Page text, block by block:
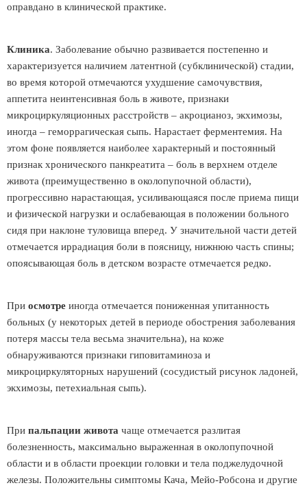
оправдано в клинической практике.
Клиника. Заболевание обычно развивается постепенно и
характеризуется наличием латентной (субклинической) стадии,
во время которой отмечаются ухудшение самочувствия,
аппетита неинтенсивная боль в животе, признаки
микроциркуляционных расстройств – акроцианоз, экхимозы,
иногда – геморрагическая сыпь. Нарастает ферментемия. На
этом фоне появляется наиболее характерный и постоянный
признак хронического панкреатита – боль в верхнем отделе
живота (преимущественно в околопупочной области),
прогрессивно нарастающая, усиливающаяся после приема пищи
и физической нагрузки и ослабевающая в положении больного
сидя при наклоне туловища вперед. У значительной части детей
отмечается иррадиация боли в поясницу, нижнюю часть спины;
опоясывающая боль в детском возрасте отмечается редко.
При осмотре иногда отмечается пониженная упитанность
больных (у некоторых детей в периоде обострения заболевания
потеря массы тела весьма значительна), на коже
обнаруживаются признаки гиповитаминоза и
микроциркуляторных нарушений (сосудистый рисунок ладоней,
экхимозы, петехиальная сыпь).
При пальпации живота чаще отмечается разлитая
болезненность, максимально выраженная в околопупочной
области и в области проекции головки и тела поджелудочной
железы. Положительны симптомы Кача, Мейо-Робсона и другие